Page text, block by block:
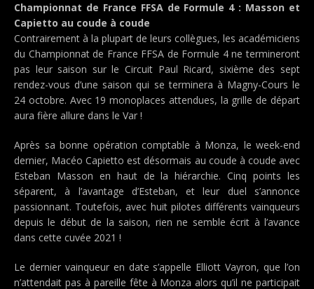
Championnat de France FFSA de Formule 4 : Masson et
Capietto au coude à coude
Contrairement à la plupart de leurs collègues, les académiciens
du Championnat de France FFSA de Formule 4 ne termineront
pas leur saison sur le Circuit Paul Ricard, sixième des sept
rendez-vous d’une saison qui se terminera à Magny-Cours le
24 octobre. Avec 19 monoplaces attendues, la grille de départ
aura fière allure dans le Var !
Après sa bonne opération comptable à Monza, le week-end
dernier, Macéo Capietto est désormais au coude à coude avec
Esteban Masson en haut de la hiérarchie. Cinq points les
séparent, à l’avantage d’Esteban, et leur duel s’annonce
passionnant. Toutefois, avec huit pilotes différents vainqueurs
depuis le début de la saison, rien ne semble écrit à l’avance
dans cette cuvée 2021 !
Le dernier vainqueur en date s’appelle Elliott Vayron, que l’on
n’attendait pas à pareille fête à Monza alors qu’il ne participait